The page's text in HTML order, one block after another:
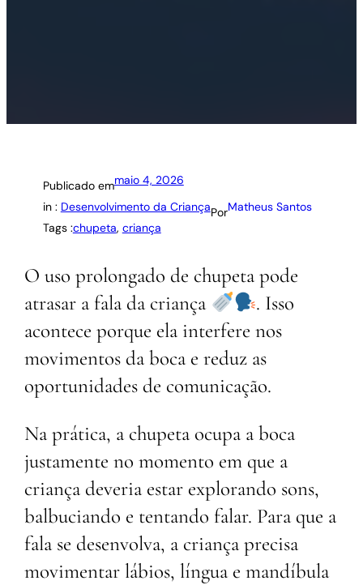
Publicado emmaio 4, 2026
in : Desenvolvimento da CriançaPorMatheus Santos
Tags :chupeta, criança
O uso prolongado de chupeta pode
atrasar a fala da criança
. Isso
acontece porque ela interfere nos
movimentos da boca e reduz as
oportunidades de comunicação.
Na prática, a chupeta ocupa a boca
justamente no momento em que a
criança deveria estar explorando sons,
balbuciando e tentando falar. Para que a
fala se desenvolva, a criança precisa
movimentar lábios, língua e mandíbula